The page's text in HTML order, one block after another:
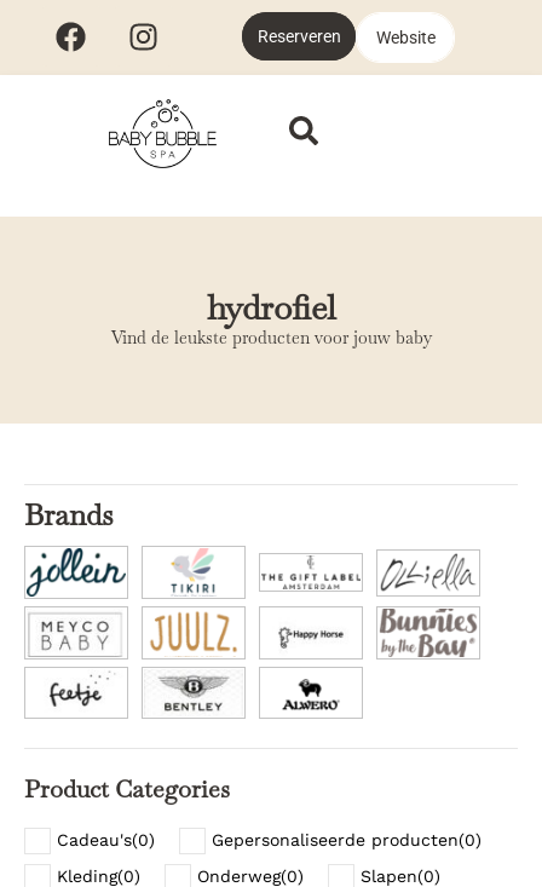
Reserveren Website
hydrofiel
Vind de leukste producten voor jouw baby
Brands
Product Categories
Cadeau's(0) Gepersonaliseerde producten(0)
Kleding(0) Onderweg(0) Slapen(0)